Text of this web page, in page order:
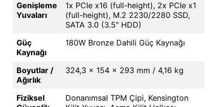
Genişleme
Yuvaları
1x PCIe x16 (full-height), 2x PCIe x1
(full-height), M.2 2230/2280 SSD,
SATA 3.0 (3.5" HDD)
Güç
Kaynağı
180W Bronze Dahili Güç Kaynağı
Boyutlar /
Ağırlık
324,3 x 154 x 293 mm / 4,16 kg
Fiziksel
Donanımsal TPM Çipi, Kensington